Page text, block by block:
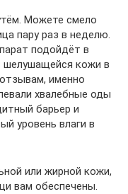
Можете смело
пару раз в неделю.
подойдёт в
шелушащейся кожи в
именно
хвалебные оды
барьер и
уровень влаги в
или жирной кожи,
вам обеспечены.